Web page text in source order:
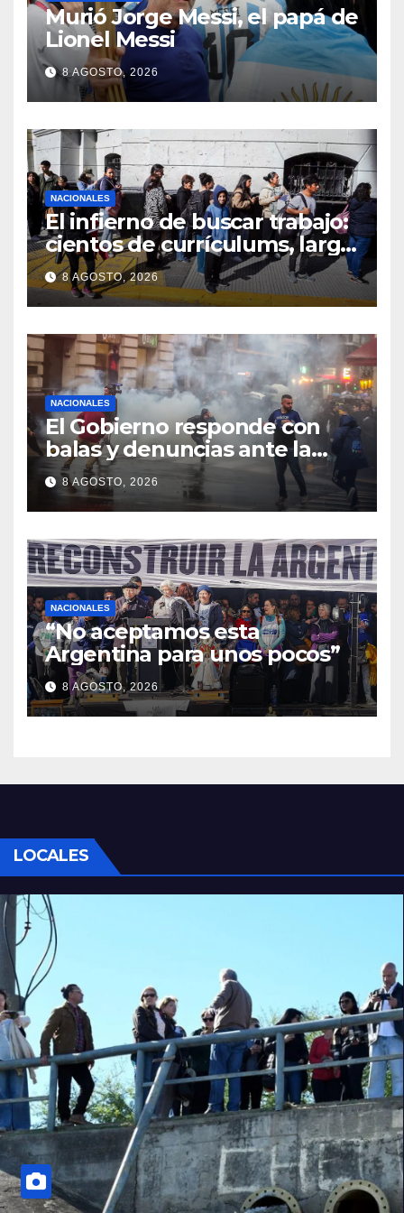
Murió Jorge Messi, el papá de
Lionel Messi
8 AGOSTO, 2026
NACIONALES
El infierno de buscar trabajo:
cientos de currículums, larga
espera y menos puestos
registrados
8 AGOSTO, 2026
NACIONALES
El Gobierno responde con
balas y denuncias ante la
protesta
8 AGOSTO, 2026
NACIONALES
“No aceptamos esta
Argentina para unos pocos”
8 AGOSTO, 2026
LOCALES